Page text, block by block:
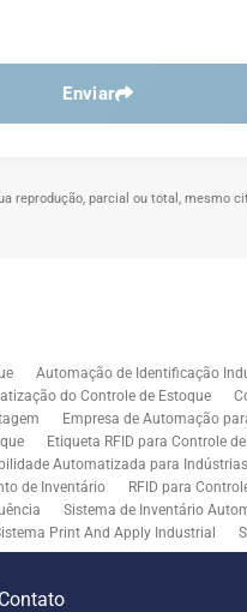
Enviar
reprodução, parcial ou total, mesmo
Automação de Identificação
do Controle de Estoque
Empresa de Automação
Etiqueta RFID para Controle
Automatizada para Indústrias
de Inventário RFID para
Sistema de Inventário
Print And Apply Industrial
de Impressão e Aplicação de
Tecnologia de Middleware e
Contato